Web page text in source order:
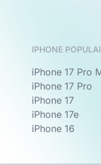
IPHONE
iPhone 17 Pro
iPhone 17 Pro
iPhone 17
iPhone 17e
iPhone 16